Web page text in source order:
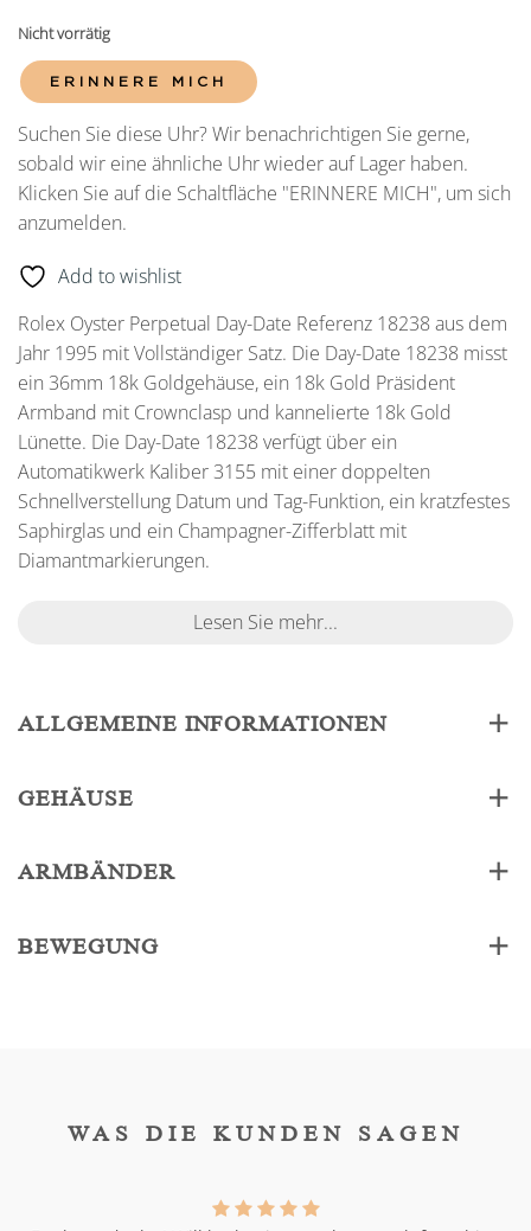
Nicht vorrätig
ERINNERE MICH
Suchen Sie diese Uhr? Wir benachrichtigen Sie gerne,
sobald wir eine ähnliche Uhr wieder auf Lager haben.
Klicken Sie auf die Schaltfläche "ERINNERE MICH", um sich
anzumelden.
Add to wishlist
Rolex Oyster Perpetual Day-Date Referenz 18238 aus dem
Jahr 1995 mit Vollständiger Satz. Die Day-Date 18238 misst
ein 36mm 18k Goldgehäuse, ein 18k Gold Präsident
Armband mit Crownclasp und kannelierte 18k Gold
Lünette. Die Day-Date 18238 verfügt über ein
Automatikwerk Kaliber 3155 mit einer doppelten
Schnellverstellung Datum und Tag-Funktion, ein kratzfestes
Saphirglas und ein Champagner-Zifferblatt mit
Diamantmarkierungen.
Lesen Sie mehr...
ALLGEMEINE INFORMATIONEN
GEHÄUSE
ARMBÄNDER
BEWEGUNG
WAS DIE KUNDEN SAGEN